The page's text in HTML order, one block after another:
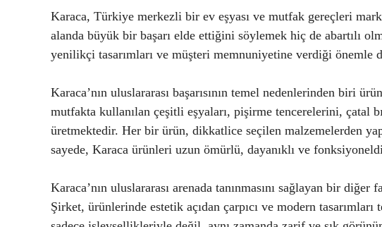
Karaca, Türkiye merkezli bir ev eşyası ve mutfak gereçleri
alanda büyük bir başarı elde ettiğini söylemek hiç de abartılı
yenilikçi tasarımları ve müşteri memnuniyetine verdiği önemle
Karaca’nın uluslararası başarısının temel nedenlerinden biri
mutfakta kullanılan çeşitli eşyaları, pişirme tencerelerini, çatal
üretmektedir. Her bir ürün, dikkatlice seçilen malzemelerden
sayede, Karaca ürünleri uzun ömürlü, dayanıklı ve
Karaca’nın uluslararası arenada tanınmasını sağlayan bir
Şirket, ürünlerinde estetik açıdan çarpıcı ve modern